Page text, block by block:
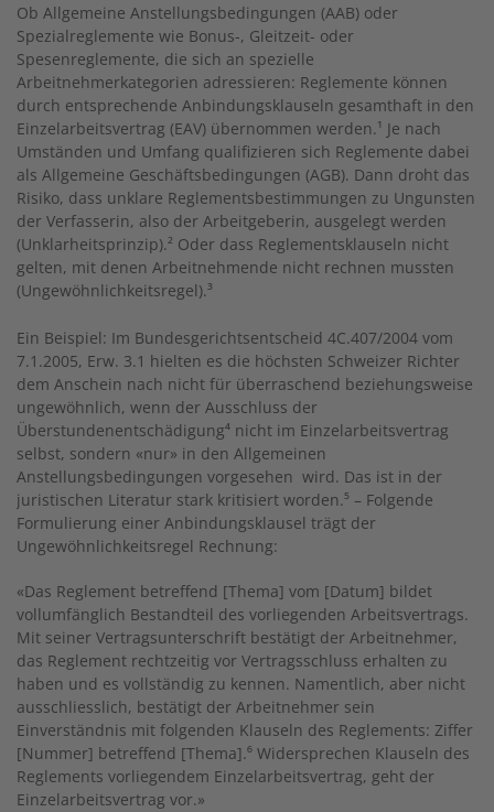
Ob Allgemeine Anstellungsbedingungen (AAB) oder
Spezialreglemente wie Bonus-, Gleitzeit- oder
Spesenreglemente, die sich an spezielle
Arbeitnehmerkategorien adressieren: Reglemente können
durch entsprechende Anbindungsklauseln gesamthaft in den
Einzelarbeitsvertrag (EAV) übernommen werden.¹ Je nach
Umständen und Umfang qualifizieren sich Reglemente dabei
als Allgemeine Geschäftsbedingungen (AGB). Dann droht das
Risiko, dass unklare Reglementsbestimmungen zu Ungunsten
der Verfasserin, also der Arbeitgeberin, ausgelegt werden
(Unklarheitsprinzip).² Oder dass Reglementsklauseln nicht
gelten, mit denen Arbeitnehmende nicht rechnen mussten
(Ungewöhnlichkeitsregel).³
Ein Beispiel: Im Bundesgerichtsentscheid 4C.407/2004 vom
7.1.2005, Erw. 3.1 hielten es die höchsten Schweizer Richter
dem Anschein nach nicht für überraschend beziehungsweise
ungewöhnlich, wenn der Ausschluss der
Überstundenentschädigung⁴ nicht im Einzelarbeitsvertrag
selbst, sondern «nur» in den Allgemeinen
Anstellungsbedingungen vorgesehen wird. Das ist in der
juristischen Literatur stark kritisiert worden.⁵ – Folgende
Formulierung einer Anbindungsklausel trägt der
Ungewöhnlichkeitsregel Rechnung:
«Das Reglement betreffend [Thema] vom [Datum] bildet
vollumfänglich Bestandteil des vorliegenden Arbeitsvertrags.
Mit seiner Vertragsunterschrift bestätigt der Arbeitnehmer,
das Reglement rechtzeitig vor Vertragsschluss erhalten zu
haben und es vollständig zu kennen. Namentlich, aber nicht
ausschliesslich, bestätigt der Arbeitnehmer sein
Einverständnis mit folgenden Klauseln des Reglements: Ziffer
[Nummer] betreffend [Thema].⁶ Widersprechen Klauseln des
Reglements vorliegendem Einzelarbeitsvertrag, geht der
Einzelarbeitsvertrag vor.»